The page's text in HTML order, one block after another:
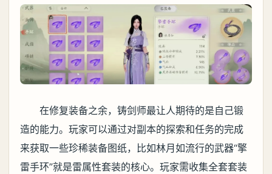
在修复装备之余，铸剑师最让人期待的是自己锻
造的能力。玩家可以通过对副本的探索和任务的完成
来获取一些珍稀装备图纸，比如林月如流行的武器“擎
雷手环”就是雷属性套装的核心。玩家需收集全套套装